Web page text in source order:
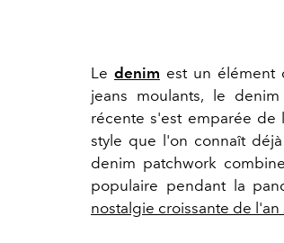
Le denim est un élément
jeans moulants, le
récente s'est emparée de
style que l'on connaît
denim patchwork
populaire pendant la
nostalgie croissante de l'an